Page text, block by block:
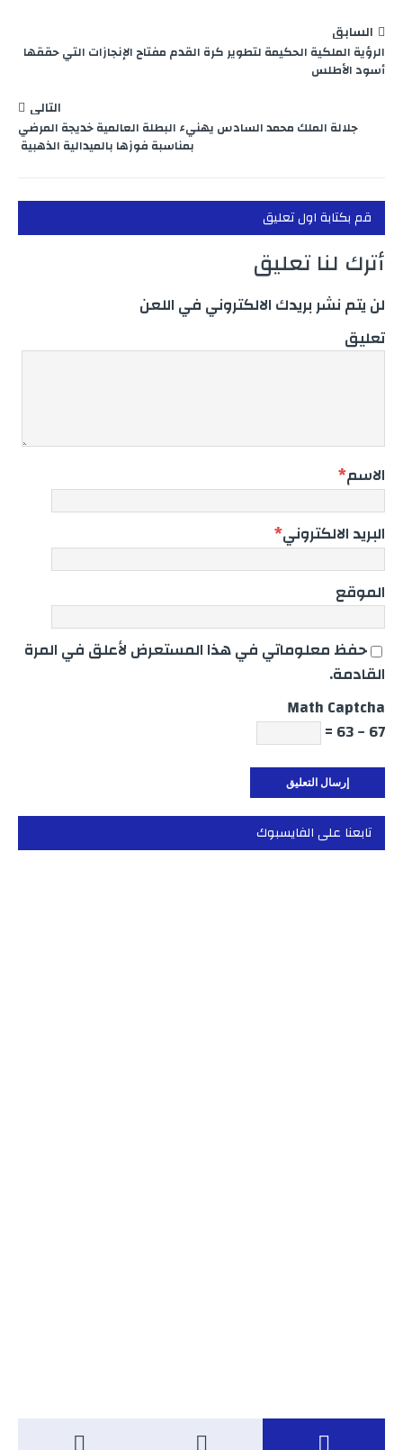
السابق
الرؤية الملكية الحكيمة لتطوير كرة القدم مفتاح الإنجازات التي حققها
أسود الأطلس
التالي
جلالة الملك محمد السادس يهنيء البطلة العالمية خديجة المرضي
بمناسبة فوزها بالميدالية الذهبية
قم بكتابة اول تعليق
أترك لنا تعليق
لن يتم نشر بريدك الالكتروني في اللعن
تعليق
الاسم*
البريد الالكتروني*
الموقع
حفظ معلوماتي في هذا المستعرض لأعلق في المرة
القادمة.
Math Captcha
67 − 63 =
تابعنا على الفايسبوك